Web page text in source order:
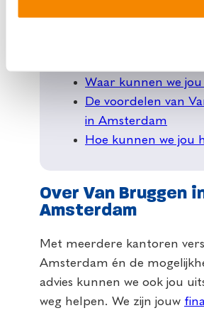
Over Van Bruggen
Amsterdam
Met meerdere kantoren
Amsterdam én de
advies kunnen we ook jou
weg helpen. We zijn jouw
Waar kunnen we
De voordelen van
in Amsterdam
Hoe kunnen we jou